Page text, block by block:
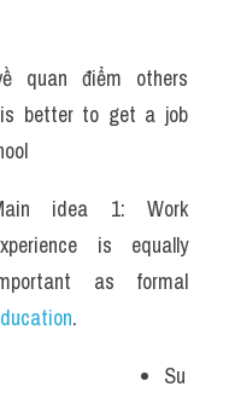
quan điểm others
better to get a job
idea 1: Work
is equally
.
Su